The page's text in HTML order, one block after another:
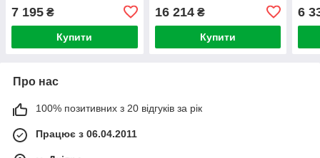
7 195 ₴
Купити
16 214₴
Купити
6
Про нас
100% позитивних з 20 відгуків за рік
Працює з 06.04.2011